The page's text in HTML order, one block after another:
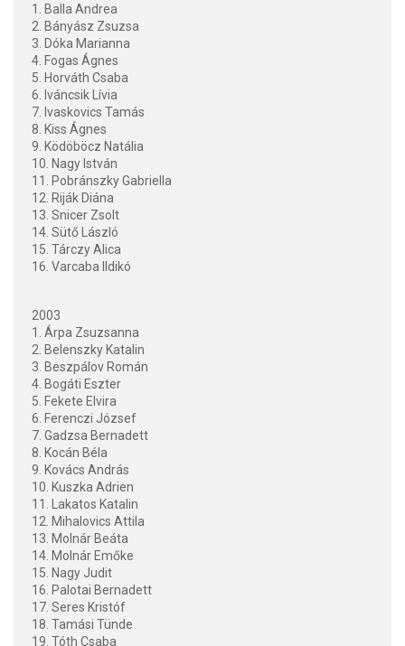
1. Balla Andrea
2. Bányász Zsuzsa
3. Dóka Marianna
4. Fogas Ágnes
5. Horváth Csaba
6. Iváncsik Lívia
7. Ivaskovics Tamás
8. Kiss Ágnes
9. Ködöböcz Natália
10. Nagy István
11. Pobránszky Gabriella
12. Riják Diána
13. Snicer Zsolt
14. Sütő László
15. Tárczy Alica
16. Varcaba Ildikó
2003
1. Árpa Zsuzsanna
2. Belenszky Katalin
3. Beszpálov Román
4. Bogáti Eszter
5. Fekete Elvira
6. Ferenczi József
7. Gadzsa Bernadett
8. Kocán Béla
9. Kovács András
10. Kuszka Adrien
11. Lakatos Katalin
12. Mihalovics Attila
13. Molnár Beáta
14. Molnár Emőke
15. Nagy Judit
16. Palotai Bernadett
17. Seres Kristóf
18. Tamási Tünde
19. Tóth Csaba